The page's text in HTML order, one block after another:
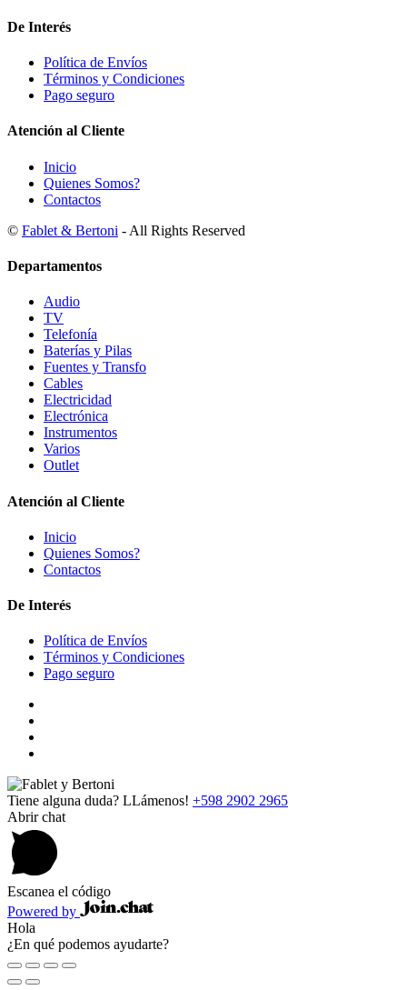
De Interés
Política de Envíos
Términos y Condiciones
Pago seguro
Atención al Cliente
Inicio
Quienes Somos?
Contactos
© Fablet & Bertoni - All Rights Reserved
Departamentos
Audio
TV
Telefonía
Baterías y Pilas
Fuentes y Transfo
Cables
Electricidad
Electrónica
Instrumentos
Varios
Outlet
Atención al Cliente
Inicio
Quienes Somos?
Contactos
De Interés
Política de Envíos
Términos y Condiciones
Pago seguro
Tiene alguna duda? LLámenos! +598 2902 2965
Abrir chat
Escanea el código
Powered by
Hola
¿En qué podemos ayudarte?